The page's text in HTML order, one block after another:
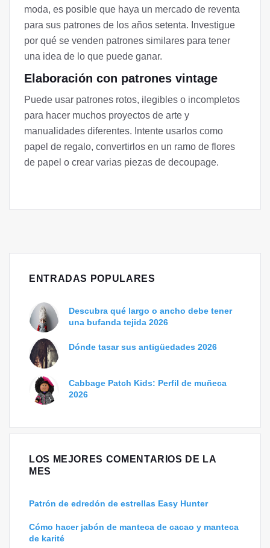
moda, es posible que haya un mercado de reventa
para sus patrones de los años setenta. Investigue
por qué se venden patrones similares para tener
una idea de lo que puede ganar.
Elaboración con patrones vintage
Puede usar patrones rotos, ilegibles o incompletos
para hacer muchos proyectos de arte y
manualidades diferentes. Intente usarlos como
papel de regalo, convertirlos en un ramo de flores
de papel o crear varias piezas de decoupage.
ENTRADAS POPULARES
Descubra qué largo o ancho debe tener
una bufanda tejida 2026
Dónde tasar sus antigüedades 2026
Cabbage Patch Kids: Perfil de muñeca
2026
LOS MEJORES COMENTARIOS DE LA
MES
Patrón de edredón de estrellas Easy Hunter
Cómo hacer jabón de manteca de cacao y manteca
de karité